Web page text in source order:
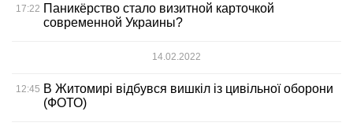
17:22 Паникёрство стало визитной карточкой
современной Украины?
14.02.2022
12:45 В Житомирі відбувся вишкіл із цивільної оборони
(ФОТО)